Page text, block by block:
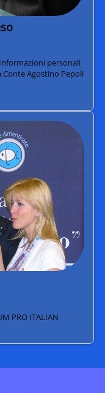
personali
Agostino Pepoli
PRO ITALIAN